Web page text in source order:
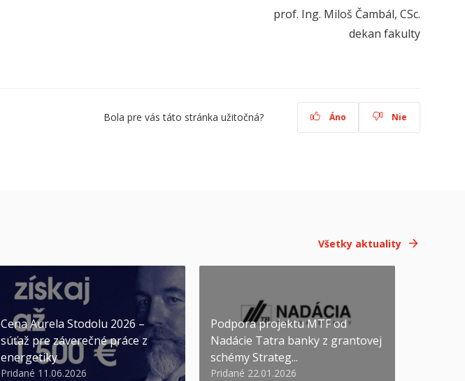
prof. Ing. Miloš Čambál, CSc.
dekan fakulty
Bola pre vás táto stránka užitočná? Áno Nie
Všetky aktuality
Cena Aurela Stodolu 2026 –
súťaž pre záverečné práce z
energetiky
Pridané 11.06.2026
Podpora projektu MTF od
Nadácie Tatra banky z grantovej
schémy Strateg...
Pridané 22.01.2026